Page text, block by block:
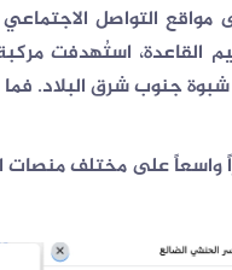
التواصل
القاعدة، استُهدفت
جنوب شرق البلاد. فما
واسعاً على مختلف منصات